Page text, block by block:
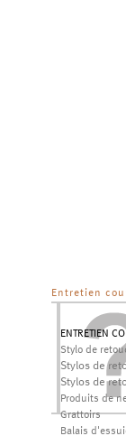
Entretien
ENTRETIEN
Stylo de
Stylos de
Stylos de
Produits de
Grattoirs
Balais